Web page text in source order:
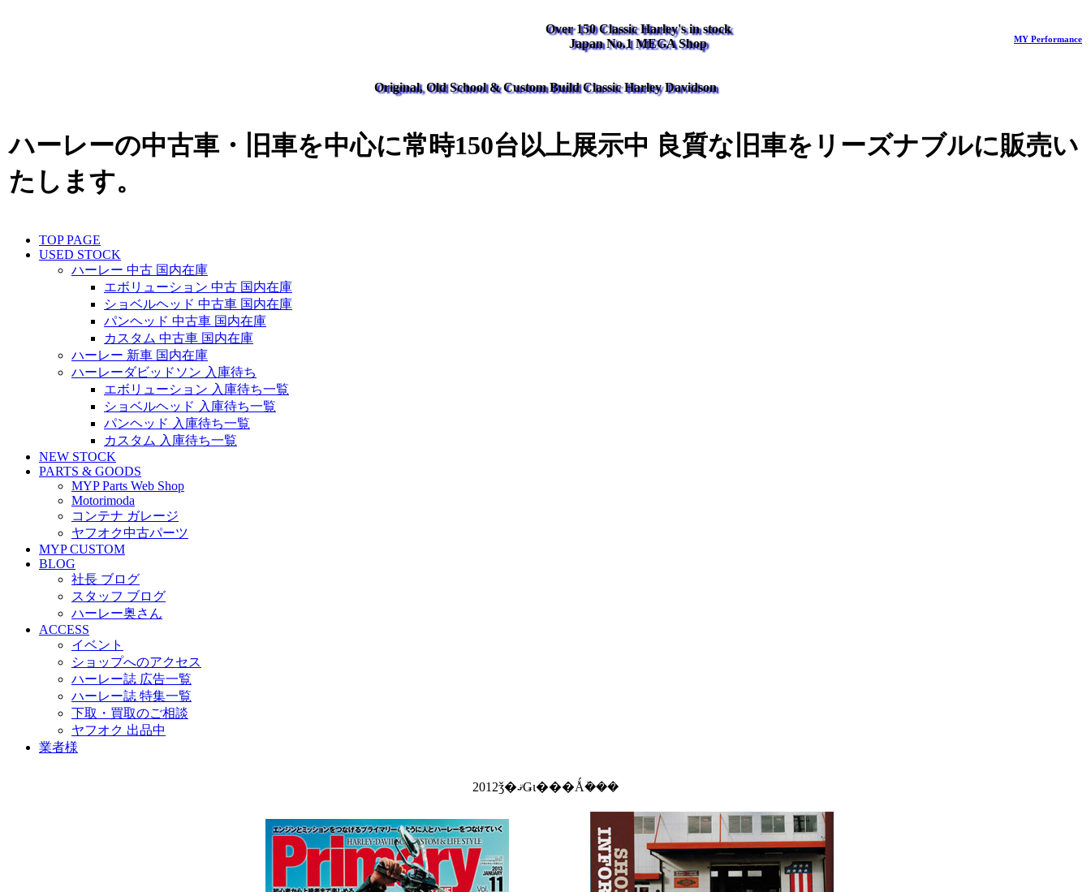
Over 150 Classic Harley's in stock
Japan No.1 MEGA Shop
MY Performance
Original, Old School & Custom Build Classic Harley Davidson
ハーレーの中古車・旧車を中心に常時150台以上展示中 良質な旧車をリーズナブルに販売い
たします。
TOP PAGE
USED STOCK
ハーレー 中古 国内在庫
エボリューション 中古 国内在庫
ショベルヘッド 中古車 国内在庫
パンヘッド 中古車 国内在庫
カスタム 中古車 国内在庫
ハーレー 新車 国内在庫
ハーレーダビッドソン 入庫待ち
エボリューション 入庫待ち一覧
ショベルヘッド 入庫待ち一覧
パンヘッド 入庫待ち一覧
カスタム 入庫待ち一覧
NEW STOCK
PARTS & GOODS
MYP Parts Web Shop
Motorimoda
コンテナ ガレージ
ヤフオク中古パーツ
MYP CUSTOM
BLOG
社長 ブログ
スタッフ ブログ
ハーレー奥さん
ACCESS
イベント
ショップへのアクセス
ハーレー誌 広告一覧
ハーレー誌 特集一覧
下取・買取のご相談
ヤフオク 出品中
業者様
2012ǯ�ޤǤι���Ǻܰ���